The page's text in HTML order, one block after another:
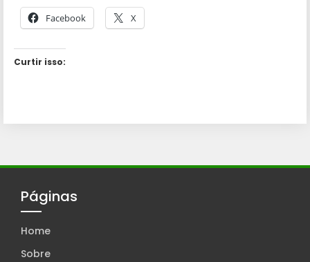
Facebook X
Curtir isso:
Páginas
Home
Sobre